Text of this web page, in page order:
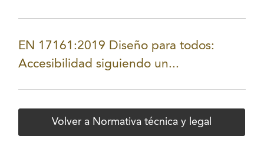
EN 17161:2019 Diseño para todos:
Accesibilidad siguiendo un...
Volver a Normativa técnica y legal